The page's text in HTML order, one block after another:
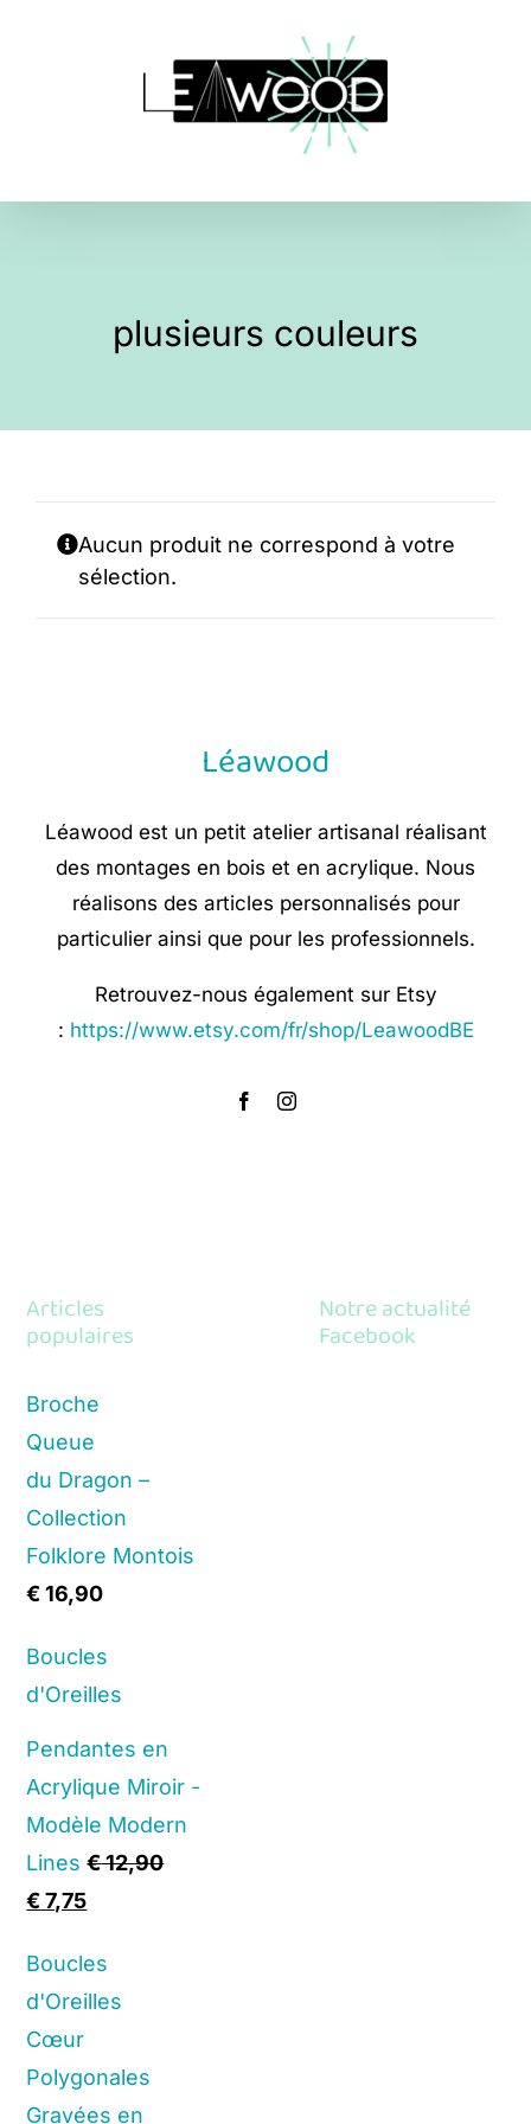
plusieurs couleurs
Aucun produit ne correspond à votre
sélection.
Léawood
Léawood est un petit atelier artisanal réalisant
des montages en bois et en acrylique. Nous
réalisons des articles personnalisés pour
particulier ainsi que pour les professionnels.
Retrouvez-nous également sur Etsy
: https://www.etsy.com/fr/shop/LeawoodBE
Articles
populaires
Broche
Queue
du Dragon –
Collection
Folklore Montois
€16,90
Boucles
d'Oreilles
Pendantes en
Acrylique Miroir -
Modèle Modern
Lines €12,90
Original
was:
€ 12,90.
€7,75Current
is:
€ 7,75.
Boucles
d'Oreilles
Cœur
Polygonales
Gravées en
Notre actualité
Facebook